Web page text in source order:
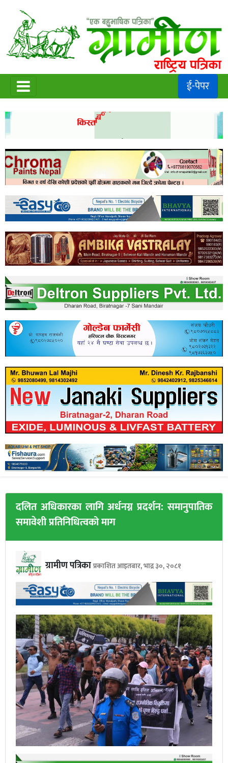
ई-पेपर
दलित अधिकारका लागि अर्धनग्न प्रदर्शन: समानुपातिक
समावेशी प्रतिनिधित्वको माग
ग्रामीण पत्रिकाप्रकाशित आइतबार, भाद्र ३०, २०८१